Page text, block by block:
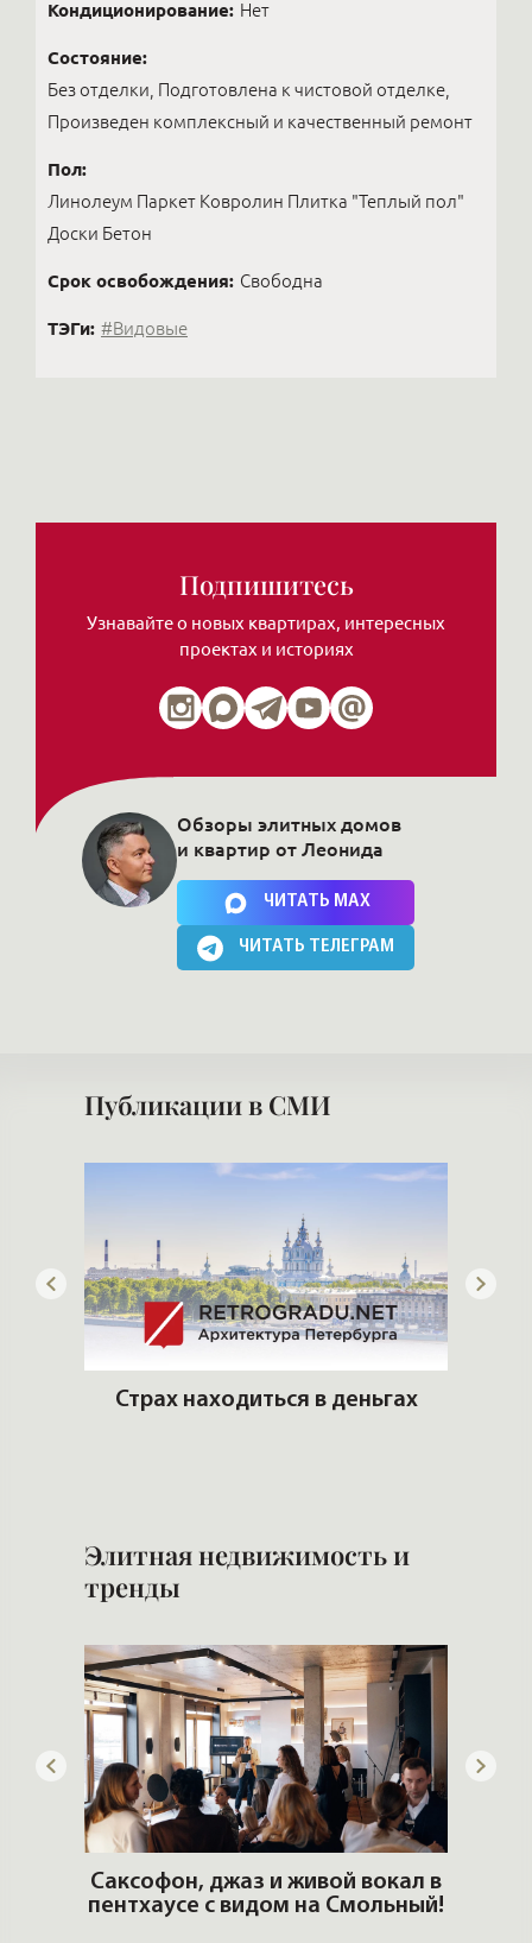
Кондиционирование: Нет
Состояние:
Без отделки, Подготовлена к чистовой отделке,
Произведен комплексный и качественный ремонт
Пол:
Линолеум Паркет Ковролин Плитка "Теплый пол"
Доски Бетон
Срок освобождения: Свободна
ТЭГи: #Видовые
Подпишитесь
Узнавайте о новых квартирах, интересных
проектах и историях
Нажимая на кнопку, Вы соглашаетесь c политикой сайта
Обзоры элитных домов
и квартир от Леонида
ЧИТАТЬ MAX
ЧИТАТЬ ТЕЛЕГРАМ
Публикации в СМИ
Страх находиться в деньгах
Элитная недвижимость и
тренды
Саксофон, джаз и живой вокал в
пентхаусе с видом на Смольный!